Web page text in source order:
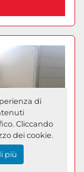
di
Cliccando
dei cookie.
più